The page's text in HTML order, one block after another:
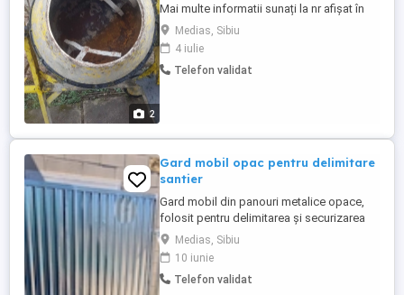
2
Mai multe informatii sunați la nr afișat în
anunțMedias, Sibiu
4 iulie
Telefon validat
Gard mobil opac pentru delimitare
santier
Gard mobil din panouri metalice opace,
folosit pentru delimitarea și securizarea
unui șantier sau a unei zone. Poate fi ușor
mutat și rearanjat după nevoie. Pret: 300
ron+tva bucata Colier de prindere : 14.62
ron+tva bucata Stalp contrvantuire: 47.15
Medias, Sibiu
10 iunie
Telefon validat